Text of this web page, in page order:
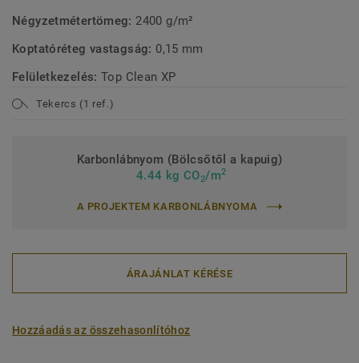
Négyzetmétertömeg: 2400 g/m²
Koptatóréteg vastagság: 0,15 mm
Felületkezelés:Top Clean XP
Tekercs (1 ref.)
Karbonlábnyom (Bölcsőtől a kapuig)
4.44 kg CO2/m2
A PROJEKTEM KARBONLÁBNYOMA
ÁRAJÁNLAT KÉRÉSE
Hozzáadás az összehasonlítóhoz